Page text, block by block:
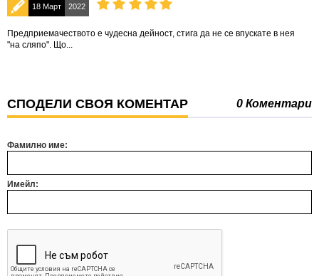
18 Март 2022
Предприемачеството е чудесна дейност, стига да не се впускате в нея
"на сляпо". Що...
СПОДЕЛИ СВОЯ КОМЕНТАР 0 Коментари
Фамилно име:
Имейл: